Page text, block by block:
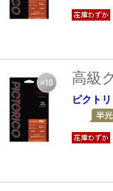
高級
ピクト